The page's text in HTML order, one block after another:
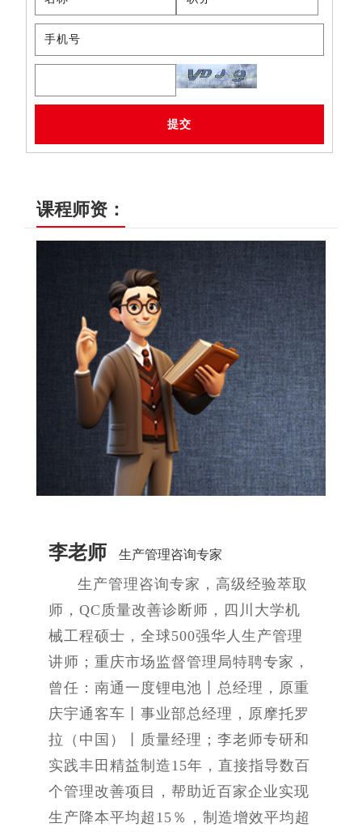
课程师资：
李老师 生产管理咨询专家
生产管理咨询专家，高级经验萃取
师，QC质量改善诊断师，四川大学机
械工程硕士，全球500强华人生产管理
讲师；重庆市场监督管理局特聘专家，
曾任：南通一度锂电池丨总经理，原重
庆宇通客车丨事业部总经理，原摩托罗
拉（中国）丨质量经理；李老师专研和
实践丰田精益制造15年，直接指导数百
个管理改善项目，帮助近百家企业实现
生产降本平均超15％，制造增效平均超